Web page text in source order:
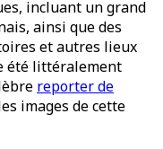
incluant un grand
ainsi que des
et autres lieux
été littéralement
reporter de
images de cette